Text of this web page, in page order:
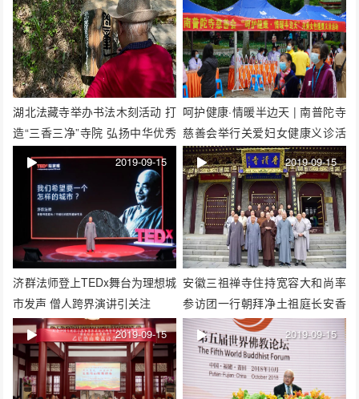
湖北法藏寺举办书法木刻活动 打
造“三香三净”寺院 弘扬中华优秀
传统文化
呵护健康·情暖半边天 | 南普陀寺
慈善会举行关爱妇女健康义诊活
动
济群法师登上TEDx舞台为理想城
市发声 僧人跨界演讲引关注
2019-09-15
安徽三祖禅寺住持宽容大和尚率
参访团一行朝拜净土祖庭长安香
积寺
2019-09-15
2019-09-15 2019-09-15